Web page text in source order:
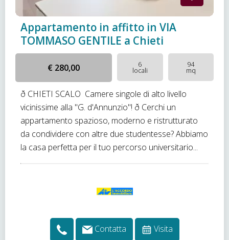
Appartamento in affitto in VIA
TOMMASO GENTILE a Chieti
€ 280,00 6
locali
94
mq
ð CHIETI SCALO  Camere singole di alto livello
vicinissime alla "G. d'Annunzio"! ð Cerchi un
appartamento spazioso, moderno e ristrutturato
da condividere con altre due studentesse? Abbiamo
la casa perfetta per il tuo percorso universitario...
Contatta Visita